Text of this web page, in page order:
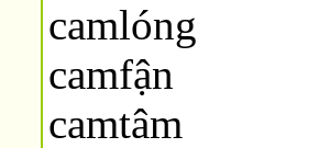
camlóng
camfận
camtâm